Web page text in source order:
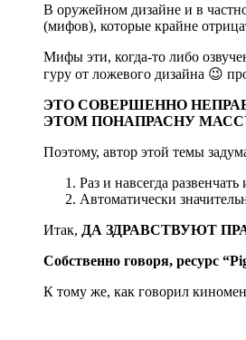
В оружейном дизайне и в
(мифов), которые крайне
Мифы эти, когда-то либо
гуру от ложевого дизайна 😉
ЭТО СОВЕРШЕННО
ЭТОМ ПОНАПРАСНУ
Поэтому, автор этой темы
Раз и навсегда
Автоматически
Итак, ДА ЗДРАВСТВУЮТ
Собственно говоря, ресурс
К тому же, как говорил